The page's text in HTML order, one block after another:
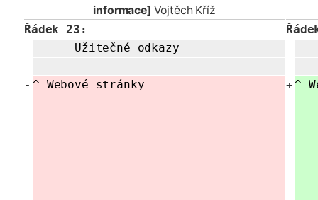
informace] Vojtěch Kříž
Řádek 23:
===== Užitečné odkazy =====
- ^ Webové stránky +^